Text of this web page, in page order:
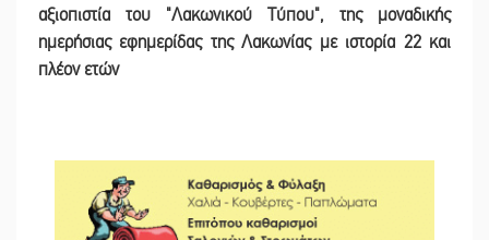
αξιοπιστία του "Λακωνικού Τύπου", της μοναδικής
ημερήσιας εφημερίδας της Λακωνίας με ιστορία 22 και
πλέον ετών